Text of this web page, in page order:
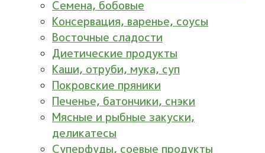
Семена, бобовые
Консервация, варенье, соусы
Восточные сладости
Диетические продукты
Каши, отруби, мука, суп
Покровские пряники
Печенье, батончики, снэки
Мясные и рыбные закуски,
деликатесы
Суперфуды, соевые продукты